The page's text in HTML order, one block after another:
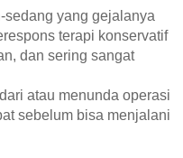
sedang yang gejalanya
terapi konservatif
dan sering sangat
atau menunda operasi
sebelum bisa menjalani